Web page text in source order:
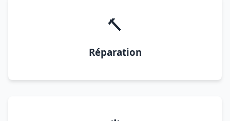
🔨
Réparation